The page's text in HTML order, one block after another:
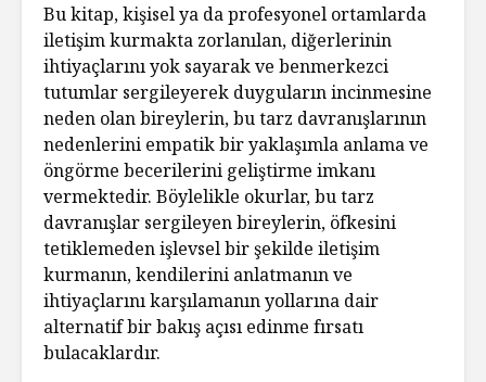
Bu kitap, kişisel ya da profesyonel ortamlarda
iletişim kurmakta zorlanılan, diğerlerinin
ihtiyaçlarını yok sayarak ve benmerkezci
tutumlar sergileyerek duyguların incinmesine
neden olan bireylerin, bu tarz davranışlarının
nedenlerini empatik bir yaklaşımla anlama ve
öngörme becerilerini geliştirme imkanı
vermektedir. Böylelikle okurlar, bu tarz
davranışlar sergileyen bireylerin, öfkesini
tetiklemeden işlevsel bir şekilde iletişim
kurmanın, kendilerini anlatmanın ve
ihtiyaçlarını karşılamanın yollarına dair
alternatif bir bakış açısı edinme fırsatı
bulacaklardır.